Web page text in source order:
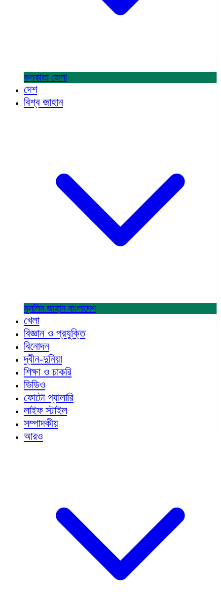
কলকাতা জেলা
দেশ
বিশ্ব জাহান
মুসলিম জাহান বাংলাদেশ
খেলা
বিজ্ঞান ও প্রযুক্তি
বিনোদন
দ্বীন-দুনিয়া
শিক্ষা ও চাকরি
ভিডিও
ফোটো গ্যালারি
লাইফ স্টাইল
সম্পাদকীয়
আরও